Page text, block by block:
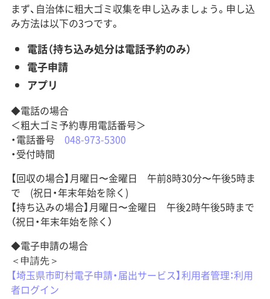
まず、自治体に粗大ゴミ収集を申し込みましょう。申し込
み方法は以下の3つです。
電話（持ち込み処分は電話予約のみ）
電子申請
アプリ
◆電話の場合
＜粗大ゴミ予約専用電話番号＞
・電話番号 048-973-5300
・受付時間
【回収の場合】月曜日〜金曜日 午前8時30分〜午後5時ま
で (祝日・年末年始を除く)
【持ち込みの場合】月曜日〜金曜日 午後2時午後5時まで
（祝日・年末年始を除く）
◆電子申請の場合
＜申請先＞
【埼玉県市町村電子申請・届出サービス】利用者管理：利用
者ログイン